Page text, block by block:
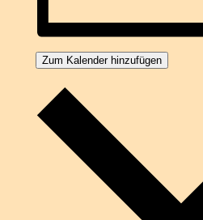
Zum Kalender hinzufügen